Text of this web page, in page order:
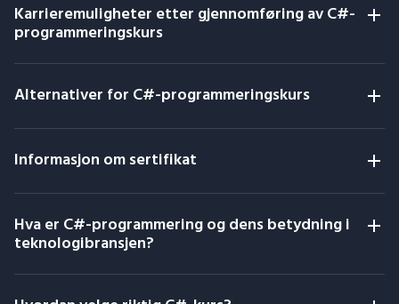
Karrieremuligheter etter gjennomføring av C#-
programmeringskurs
Alternativer for C#-programmeringskurs
Informasjon om sertifikat
Hva er C#-programmering og dens betydning i
teknologibransjen?